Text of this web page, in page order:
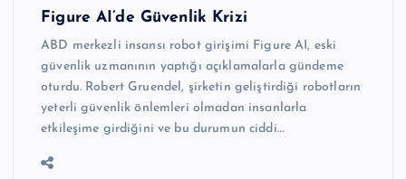
Figure AI’de Güvenlik Krizi
ABD merkezli insansı robot girişimi Figure AI, eski
güvenlik uzmanının yaptığı açıklamalarla gündeme
oturdu. Robert Gruendel, şirketin geliştirdiği robotların
yeterli güvenlik önlemleri olmadan insanlarla
etkileşime girdiğini ve bu durumun ciddi…